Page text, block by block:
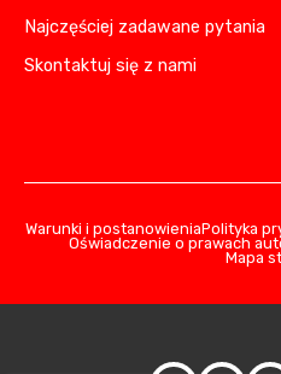
Najczęściej zadawane pytania
Skontaktuj się z nami
Warunki i postanowieniaPolityka
Oświadczenie o prawach
Mapa